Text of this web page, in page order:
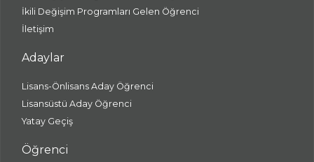
İkili Değişim Programları Gelen Öğrenci
İletişim
Adaylar
Lisans-Önlisans Aday Öğrenci
Lisansüstü Aday Öğrenci
Yatay Geçiş
Öğrenci